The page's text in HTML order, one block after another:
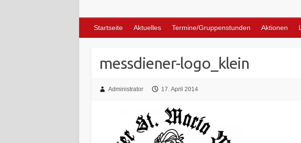
Startseite Aktuelles Termine/Gruppenstunden Aktionen
messdiener-logo_klein
Administrator 17. April 2014